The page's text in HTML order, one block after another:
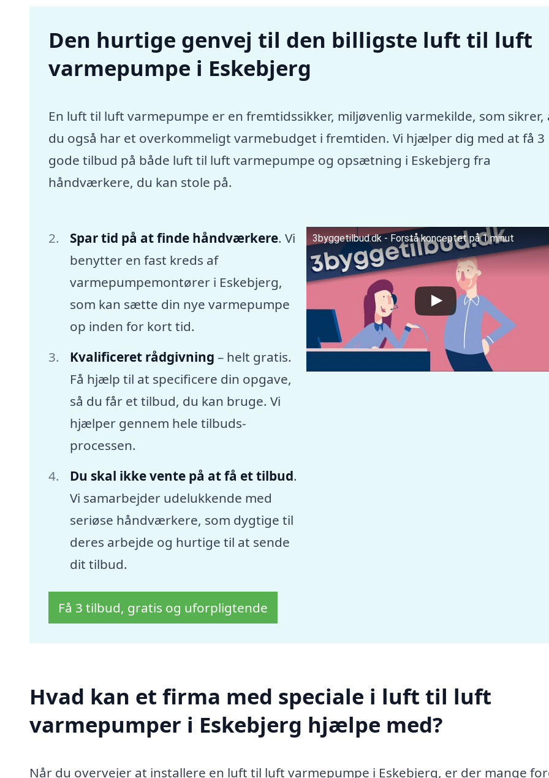
Den hurtige genvej til den billigste luft til luft
varmepumpe i Eskebjerg
En luft til luft varmepumpe er en fremtidssikker, miljøvenlig varmekilde, som sikrer,
du også har et overkommeligt varmebudget i fremtiden. Vi hjælper dig med at få 3
gode tilbud på både luft til luft varmepumpe og opsætning i Eskebjerg fra
håndværkere, du kan stole på.
Spar tid på at finde håndværkere. Vi
benytter en fast kreds af
varmepumpemontører i Eskebjerg,
som kan sætte din nye varmepumpe
op inden for kort tid.
Kvalificeret rådgivning – helt gratis.
Få hjælp til at specificere din opgave,
så du får et tilbud, du kan bruge. Vi
hjælper gennem hele tilbuds-
processen.
Du skal ikke vente på at få et tilbud.
Vi samarbejder udelukkende med
seriøse håndværkere, som dygtige til
deres arbejde og hurtige til at sende
dit tilbud.
3byggetilbud.dk - Forstå konceptet på 1 minut
Få 3 tilbud, gratis og uforpligtende
Hvad kan et firma med speciale i luft til luft
varmepumper i Eskebjerg hjælpe med?
Når du overvejer at installere en luft til luft varmepumpe i Eskebjerg, er der mange